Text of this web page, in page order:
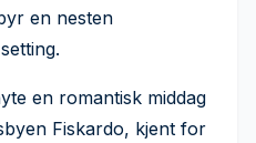
en nesten
en romantisk middag
Fiskardo, kjent for